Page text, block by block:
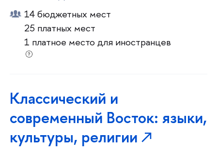
14 бюджетных мест
25 платных мест
1 платное место для иностранцев
Классический и
современный Восток: языки,
культуры, религии